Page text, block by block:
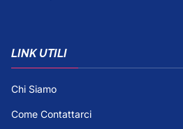
LINK UTILI
Chi Siamo
Come Contattarci